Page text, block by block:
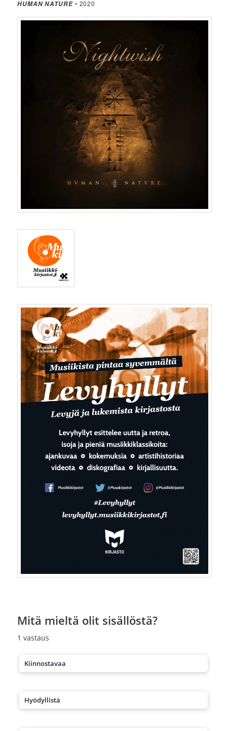
HUMAN NATURE• 2020
Mitä mieltä olit sisällöstä?
1 vastaus
Kiinnostavaa
Hyödyllistä